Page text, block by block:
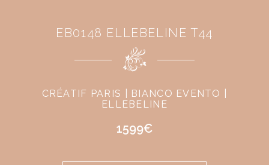
EB0148 ELLEBELINE T44
CRÉATIF PARIS | BIANCO EVENTO |
ELLEBELINE
1599€